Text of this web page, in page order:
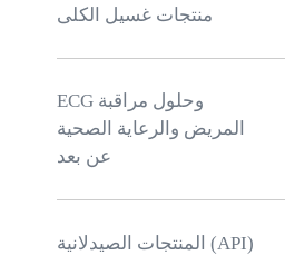
منتجات غسيل الكلى
ECG وحلول مراقبة
المريض والرعاية الصحية
عن بعد
المنتجات الصيدلانية (API)